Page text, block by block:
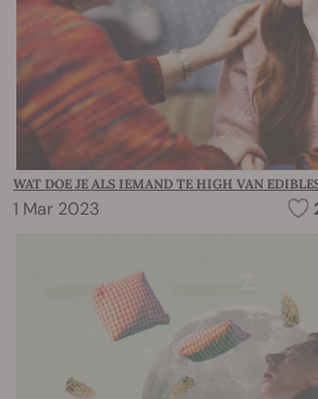
WAT DOE JE ALS IEMAND TE HIGH VAN
1 Mar 2023